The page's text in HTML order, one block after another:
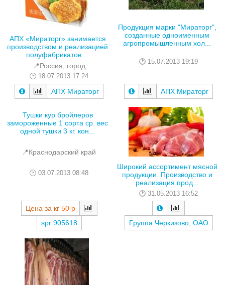
АПХ «Мираторг» занимается
производством и реализацией
полуфабрикатов ...
📍Россия, город
18.07.2013 17:24
АПХ Мираторг
Продукция марки "Мираторг",
созданные одноименным
агропромышленным хол...
15.07.2013 19:19
АПХ Мираторг
Тушки кур бройлеров
замороженные 1 сорта ср. вес
одной тушки 3 кг. кон...
📍Краснодарский край
03.07.2013 08:48
Цена за кг50 р
spr:905618
Широкий ассортимент мясной
продукции. Производство и
реализация прод...
31.05.2013 16:52
Гpуппа Чеpкизово, ОАО